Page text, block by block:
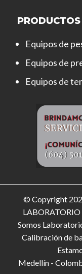
PRODUCTOS
Equipos de
Equipos de
Equipos de
© Copyright
Somos
Calibración de
Medellín -